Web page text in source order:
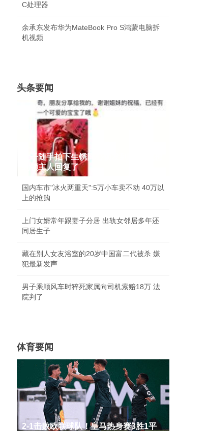
C处理器
余承东发布华为MateBook Pro S鸿蒙电脑拆
机视频
头条要闻
女子随手拍下生锈同心锁发到网上 没想
到锁主人回复了
国内车市"冰火两重天":5万小车卖不动 40万以
上的抢购
上门女婿常年跟妻子分居 出轨女邻居多年还
同居生子
藏在别人女友浴室的20岁中国富二代被杀 嫌
犯最新发声
男子乘顺风车时猝死家属向司机索赔18万 法
院判了
体育要闻
2-1击败欧联球队！皇马热身赛3胜1平